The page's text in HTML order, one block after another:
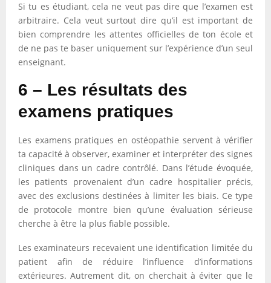
Si tu es étudiant, cela ne veut pas dire que l’examen est
arbitraire. Cela veut surtout dire qu’il est important de
bien comprendre les attentes officielles de ton école et
de ne pas te baser uniquement sur l’expérience d’un seul
enseignant.
6 – Les résultats des
examens pratiques
Les examens pratiques en ostéopathie servent à vérifier
ta capacité à observer, examiner et interpréter des signes
cliniques dans un cadre contrôlé. Dans l’étude évoquée,
les patients provenaient d’un cadre hospitalier précis,
avec des exclusions destinées à limiter les biais. Ce type
de protocole montre bien qu’une évaluation sérieuse
cherche à être la plus fiable possible.
Les examinateurs recevaient une identification limitée du
patient afin de réduire l’influence d’informations
extérieures. Autrement dit, on cherchait à éviter que le